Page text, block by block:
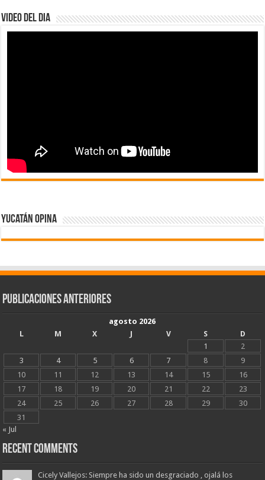
Video del dia
Yucatán Opina
Publicaciones Anteriores
agosto 2026
L
M X J V S
D
1
2
3
4 5 6 7 8
9
10
11 12 13 14 15
16
17
18 19 20 21 22
23
24
25 26 27 28 29
30
31
« Jul
Recent Comments
Cicely Vallejos: Siempre ha sido un desgraciado , ojalá los